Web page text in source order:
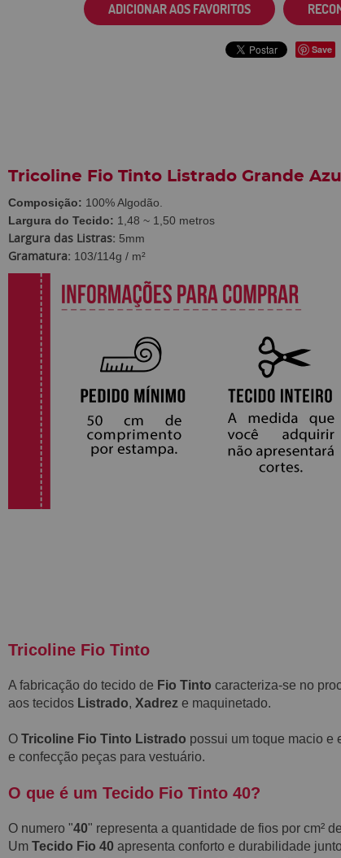
ADICIONAR AOS FAVORITOS
Save
Tricoline Fio Tinto Listrado Grande
Composição: 100% Algodão.
Largura do Tecido: 1,48 ~ 1,50 metros
Largura das Listras: 5mm
Gramatura: 103/114g / m²
Tricoline Fio Tinto
A fabricação do tecido de Fio Tinto caracteriza-se no
aos tecidos Listrado, Xadrez e maquinetado.
O Tricoline Fio Tinto Listrado possui um toque macio e
e confecção peças para vestuário.
O que é um Tecido Fio Tinto 40?
O numero "40" representa a quantidade de fios por cm²
Um Tecido Fio 40 apresenta conforto e durabilidade